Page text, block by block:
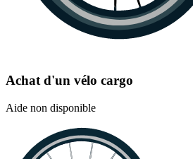
Achat d'un vélo cargo
Aide non disponible